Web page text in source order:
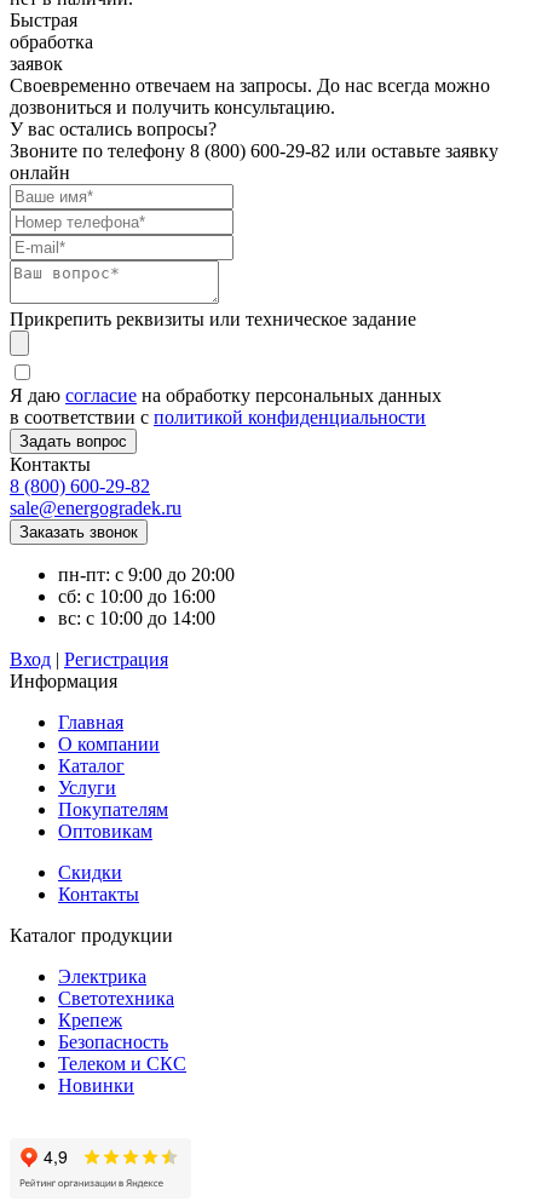
Быстрая
обработка
заявок
Своевременно отвечаем на запросы. До нас всегда можно
дозвониться и получить консультацию.
У вас остались вопросы?
Звоните по телефону 8 (800) 600-29-82 или оставьте заявку
онлайн
Прикрепить реквизиты или техническое задание
Я даю согласие на обработку персональных данных
в соответствии с политикой конфиденциальности
Контакты
8 (800) 600-29-82
sale@energogradek.ru
пн-пт: с 9:00 до 20:00
сб: с 10:00 до 16:00
вс: с 10:00 до 14:00
Вход | Регистрация
Информация
Главная
О компании
Каталог
Услуги
Покупателям
Оптовикам
Скидки
Контакты
Каталог продукции
Электрика
Светотехника
Крепеж
Безопасность
Телеком и СКС
Новинки